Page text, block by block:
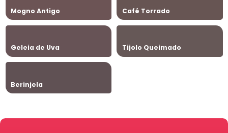
Mogno Antigo Café Torrado
Geleia de Uva Tijolo Queimado
Berinjela